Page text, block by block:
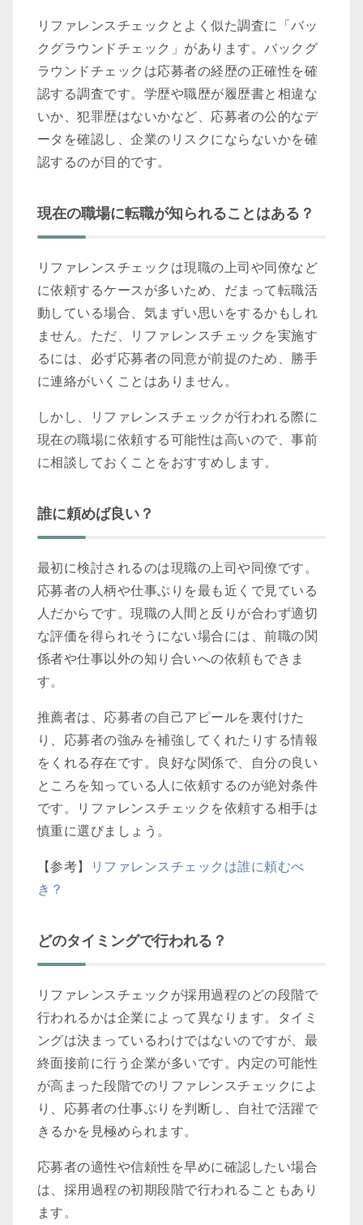
リファレンスチェックとよく似た調査に「バッ
クグラウンドチェック」があります。バックグ
ラウンドチェックは応募者の経歴の正確性を確
認する調査です。学歴や職歴が履歴書と相違な
いか、犯罪歴はないかなど、応募者の公的なデ
ータを確認し、企業のリスクにならないかを確
認するのが目的です。
現在の職場に転職が知られることはある？
リファレンスチェックは現職の上司や同僚など
に依頼するケースが多いため、だまって転職活
動している場合、気まずい思いをするかもしれ
ません。ただ、リファレンスチェックを実施す
るには、必ず応募者の同意が前提のため、勝手
に連絡がいくことはありません。
しかし、リファレンスチェックが行われる際に
現在の職場に依頼する可能性は高いので、事前
に相談しておくことをおすすめします。
誰に頼めば良い？
最初に検討されるのは現職の上司や同僚です。
応募者の人柄や仕事ぶりを最も近くで見ている
人だからです。現職の人間と反りが合わず適切
な評価を得られそうにない場合には、前職の関
係者や仕事以外の知り合いへの依頼もできま
す。
推薦者は、応募者の自己アピールを裏付けた
り、応募者の強みを補強してくれたりする情報
をくれる存在です。良好な関係で、自分の良い
ところを知っている人に依頼するのが絶対条件
です。リファレンスチェックを依頼する相手は
慎重に選びましょう。
【参考】
リファレンスチェックは誰に頼むべ
き？
どのタイミングで行われる？
リファレンスチェックが採用過程のどの段階で
行われるかは企業によって異なります。タイミ
ングは決まっているわけではないのですが、最
終面接前に行う企業が多いです。内定の可能性
が高まった段階でのリファレンスチェックによ
り、応募者の仕事ぶりを判断し、自社で活躍で
きるかを見極められます。
応募者の適性や信頼性を早めに確認したい場合
は、採用過程の初期段階で行われることもあり
ます。